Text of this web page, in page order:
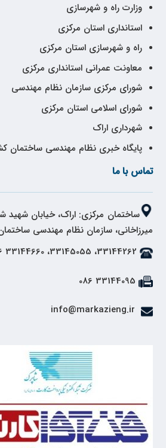
وزارت راه و شهرسازی
استانداری استان مرکزی
راه و شهرسازی استان مرکزی
معاونت عمرانی استانداری مرکزی
شورای مرکزی سازمان نظام مهندسی
شورای اسلامی استان مرکزی
شهرداری اراک
پایگاه خبری نظام مهندسی ساختمان
تماس با ما
ساختمان مرکزی: اراک، خیابان
میرزاخانی، سازمان نظام مهندسی
33144262، 33145055، 33144660 086
33144095 086